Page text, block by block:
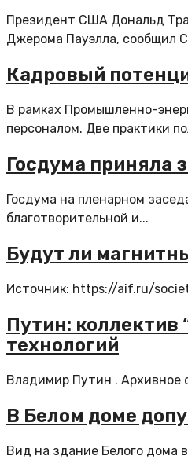
Президент США Дональд
Джерома Пауэлла, сообщил
Кадровый
В рамках Промышленно-
персоналом. Две практики
Госдума приняла
Госдума на пленарном
благотворительной и...
Будут ли
Источник: https://aif.ru/
Путин:
технологий
Владимир Путин . Архивное
В Белом доме
Вид на здание Белого дома